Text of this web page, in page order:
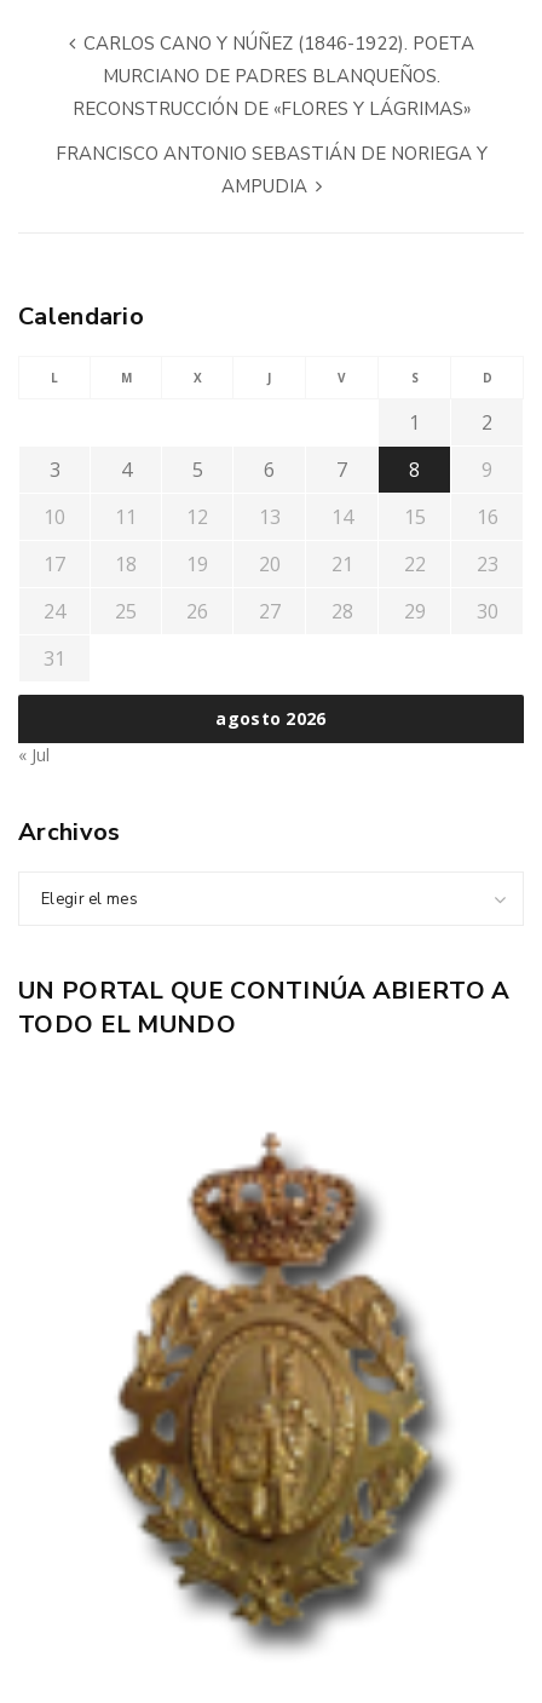
CARLOS CANO Y NÚÑEZ (1846-1922). POETA
MURCIANO DE PADRES BLANQUEÑOS.
RECONSTRUCCIÓN DE «FLORES Y LÁGRIMAS»
FRANCISCO ANTONIO SEBASTIÁN DE NORIEGA Y
AMPUDIA
Calendario
agosto 2026
L M X J V S D
1
2
3
4 5 6 7 8
9
10
11 12 13 14 15
16
17
18 19 20 21 22
23
24
25 26 27 28 29
30
31
« Jul
Archivos
Elegir el mes
UN PORTAL QUE CONTINÚA ABIERTO A
TODO EL MUNDO